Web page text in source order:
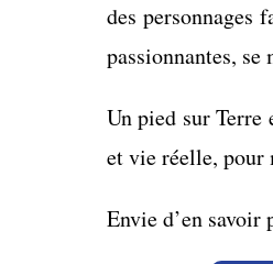
des personnages
passionnantes,
Un pied sur
et vie réelle, pour
Envie d’en savoir